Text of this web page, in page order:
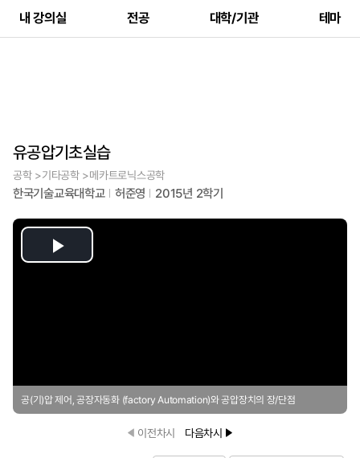
내 강의실 전공 대학/기관 테마
유공압기초실습
공학 >기타공학 >메카트로닉스공학
한국기술교육대학교 허준영 2015년 2학기
Play
공(기)압 제어, 공장자동화 (factory Automation)와 공압장치의 장/단점
이전차시 다음차시